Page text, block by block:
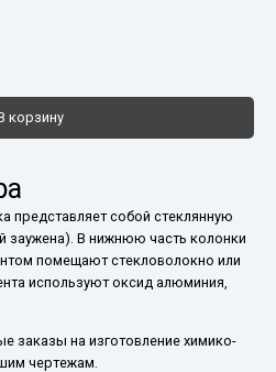
корзину
представляет собой стеклянную
заужена). В нижнюю часть колонки
помещают стекловолокно или
используют оксид алюминия,
заказы на изготовление химико-
чертежам.